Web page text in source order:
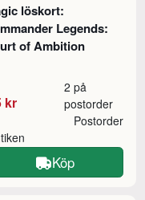
löskort:
Legends:
of Ambition
kr
2 på
postorder
Postorder
Köp